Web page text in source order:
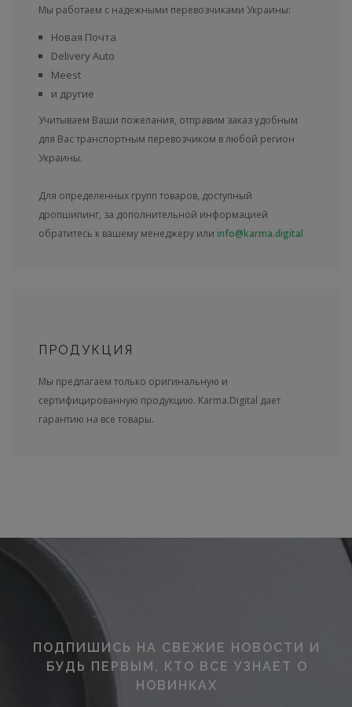
Мы работаем с надежными перевозчиками Украины:
Новая Почта
Delivery Auto
Meest
и другие
Учитываем Ваши пожелания, отправим заказ удобным
для Вас транспортным перевозчиком в любой регион
Украины.
Для определенных групп товаров, доступный
дропшипинг, за дополнительной информацией
обратитесь к вашему менеджеру или info@karma.digital
ПРОДУКЦИЯ
Мы предлагаем только оригинальную и
сертифицированную продукцию. Karma.Digital дает
гарантию на все товары.
ПОДПИШИСЬ НА СВЕЖИЕ НОВОСТИ И
БУДЬ ПЕРВЫМ, КТО ВСЕ УЗНАЕТ О
НОВИНКАХ